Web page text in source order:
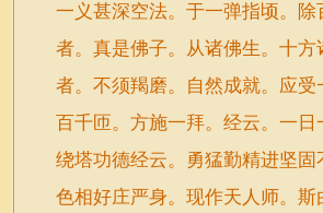
一义甚深空法。于一弹指顷。
者。真是佛子。从诸佛生。十
者。不须羯磨。自然成就。应
百千匝。方施一拜。经云。一
绕塔功德经云。勇猛勤精进坚
色相好庄严身。现作天人师。